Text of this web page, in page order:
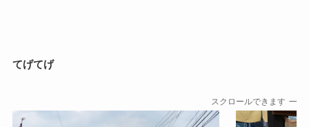
てげてげ
スクロールできます